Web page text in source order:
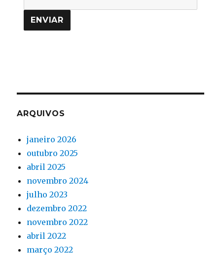
ARQUIVOS
janeiro 2026
outubro 2025
abril 2025
novembro 2024
julho 2023
dezembro 2022
novembro 2022
abril 2022
março 2022